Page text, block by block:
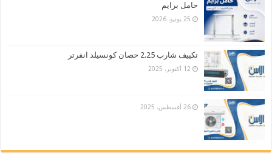
حامل برايم
25 يونيو، 2026
تكييف شارب 2.25 حصان كونسيلد انفرتر
12 أكتوبر، 2025
26 أغسطس، 2025